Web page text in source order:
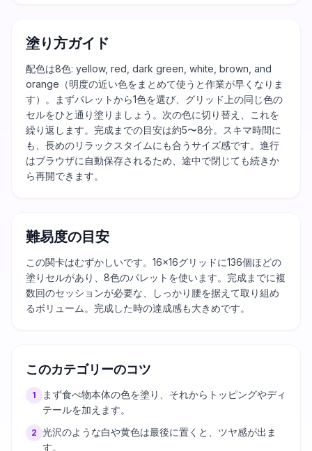
塗り方ガイド
配色は8色: yellow, red, dark green, white, brown, and
orange（明度の近い色をまとめて使うと作業が早くなりま
す）。まずパレットから1色を選び、グリッド上の同じ色の
セルをひと通り塗りましょう。次の色に切り替え、これを
繰り返します。完成までの目安は約5〜8分。スキマ時間に
も、長めのリラックスタイムにも合うサイズ感です。進行
はブラウザに自動保存されるため、途中で閉じても続きか
ら再開できます。
難易度の目安
この関卡はむずかしいです。16×16グリッドに136個ほどの
塗りセルがあり、8色のパレットを使います。完成までに複
数回のセッションが必要な、しっかり腰を据えて取り組め
るボリューム。完成した時の達成感も大きめです。
このカテゴリーのコツ
1
まず食べ物本体の色を塗り、それからトッピングやディ
テールを加えます。
2 光沢のような白や黄色は最後に置くと、ツヤ感が出ま
す。